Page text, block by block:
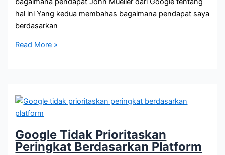
hal ini Yang kedua membahas bagaimana pendapat saya
berdasarkan
Apakah
Faktor
Penilaian
Google?
Read More »
Google Tidak Prioritaskan
Peringkat Berdasarkan Platform